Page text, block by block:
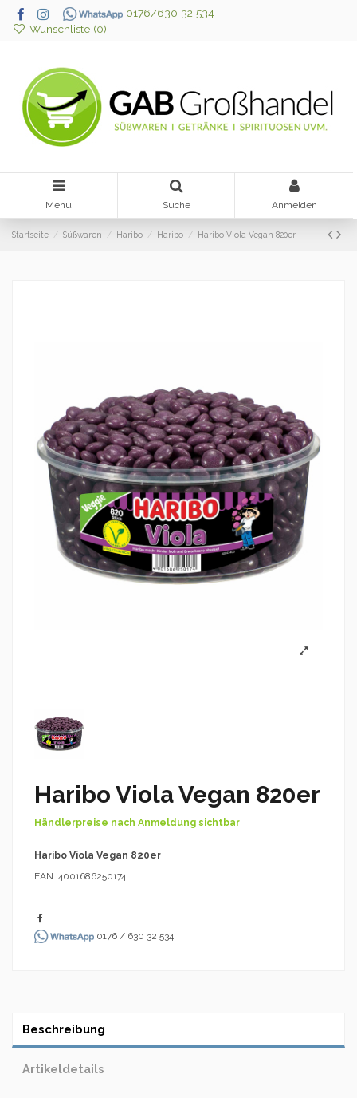
0176/630 32 534
Wunschliste (0)
Menu Suche Anmelden
Startseite Süßwaren Haribo Haribo Haribo Viola Vegan 820er
Haribo Viola Vegan 820er
Händlerpreise nach Anmeldung sichtbar
Haribo Viola Vegan 820er
EAN: 4001686250174
0176 / 630 32 534
Beschreibung
Artikeldetails